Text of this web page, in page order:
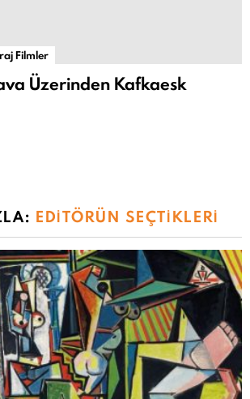
Filmler
Üzerinden Kafkaesk
EDITÖRÜN SEÇTIKLERI